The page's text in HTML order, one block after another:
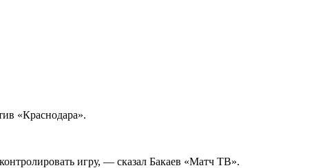
«Краснодара».
игру, — сказал Бакаев «Матч ТВ».